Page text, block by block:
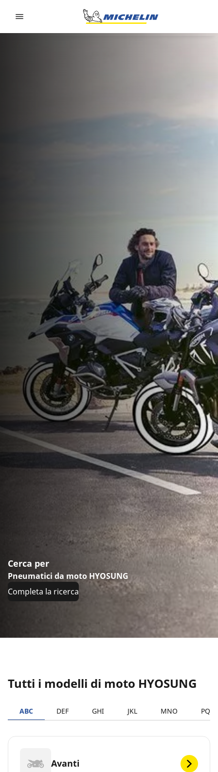
Cerca per
Pneumatici da moto HYOSUNG
Completa la ricerca
Tutti i modelli di moto HYOSUNG
ABC DEF GHI JKL MNO PQRS
Avanti